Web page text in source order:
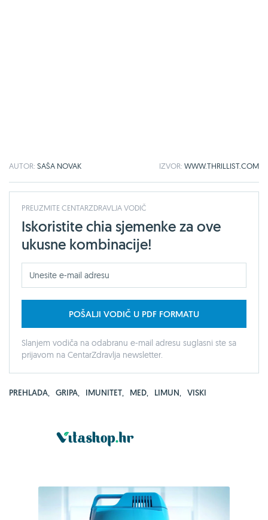
AUTOR: SAŠA NOVAK IZVOR: WWW.THRILLIST.COM
PREUZMITE CENTARZDRAVLJA VODIČ
Iskoristite chia sjemenke za ove
ukusne kombinacije!
POŠALJI VODIČ U PDF FORMATU
Slanjem vodiča na odabranu e-mail adresu suglasni ste sa
prijavom na CentarZdravlja newsletter.
PREHLADA, GRIPA, IMUNITET, MED, LIMUN, VISKI